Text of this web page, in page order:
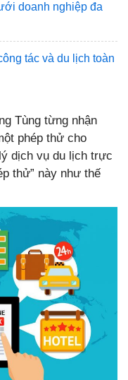
doanh nghiệp đa
tác và du lịch toàn
Tùng từng nhận
phép thử cho
dịch vụ du lịch trực
thử” này như thế